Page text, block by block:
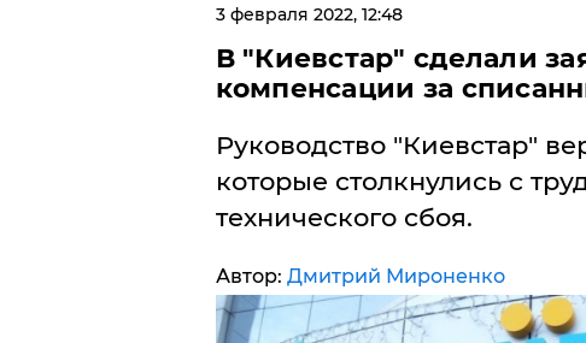
3 февраля 2022, 12:48
​В "Киевстар" сделали
компенсации за
Руководство "Киевстар"
которые столкнулись с
технического сбоя.
Автор: Дмитрий Мироненко